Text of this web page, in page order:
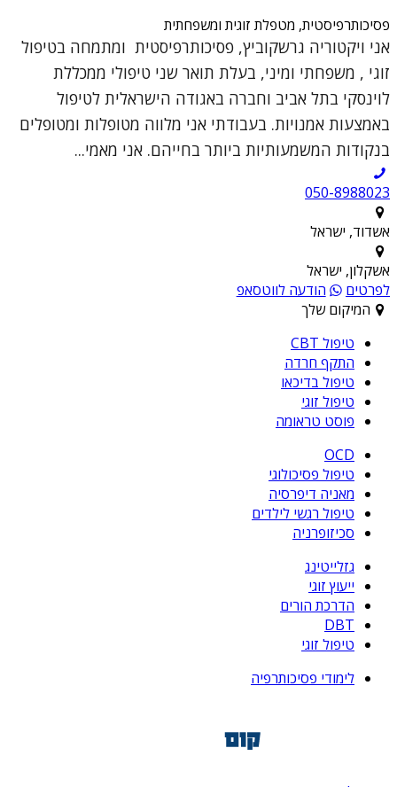
פסיכותרפיסטית, מטפלת זוגית ומשפחתית
אני ויקטוריה גרשקוביץ, פסיכותרפיסטית ומתמחה בטיפול
זוגי , משפחתי ומיני, בעלת תואר שני טיפולי ממכללת
לוינסקי בתל אביב וחברה באגודה הישראלית לטיפול
באמצעות אמנויות. בעבודתי אני מלווה מטופלות ומטופלים
בנקודות המשמעותיות ביותר בחייהם. אני מאמי...
050-8988023
אשדוד, ישראל
אשקלון, ישראל
לפרטים
הודעה לווטסאפ
המיקום שלך
טיפול CBT
התקף חרדה
טיפול בדיכאו
טיפול זוגי
פוסט טראומה
OCD
טיפול פסיכולוגי
מאניה דיפרסיה
טיפול רגשי לילדים
סכיזופרניה
גזלייטינג
ייעוץ זוגי
הדרכת הורים
DBT
טיפול זוגי
לימודי פסיכותרפיה